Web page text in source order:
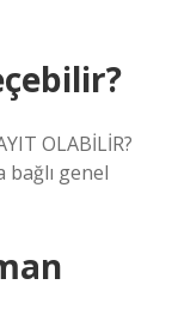
OLABİLİR?
bağlı genel